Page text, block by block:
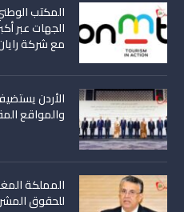
المكتب
الجهات عبر
مع شركة رايان
الأردن
والمواقع
المملكة
للحقوق